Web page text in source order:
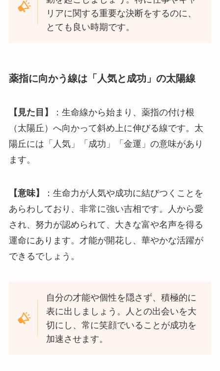
リアに関する重要な決断をするのに、
とても良い時期です。
薬指に向かう線は「人気と成功」の太陽線
【見た目】
：生命線から始まり、薬指の付け根
（太陽丘）へ向かって斜め上に伸びる線です。太
陽丘には「人気」「成功」「金運」の意味があり
ます。
【意味】
：生命力が人気や成功に結びつくことを
あらわしており、非常に強い吉相です。人から愛
され、努力が認められて、大きな富や名声を得る
運命にあります。才能が開花し、華やかな活躍が
できるでしょう。
自分の才能や個性を隠さず、積極的に
表に出しましょう。人との出会いを大
切にし、常に笑顔でいることが成功を
加速させます。